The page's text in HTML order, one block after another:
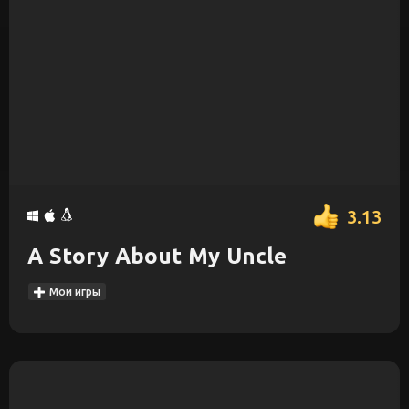
3.13
A Story About My Uncle
Мои игры